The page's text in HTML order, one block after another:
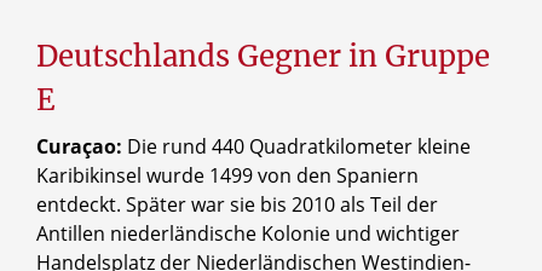
Deutschlands Gegner in Gruppe
E
Curaçao: Die rund 440 Quadratkilometer kleine
Karibikinsel wurde 1499 von den Spaniern
entdeckt. Später war sie bis 2010 als Teil der
Antillen niederländische Kolonie und wichtiger
Handelsplatz der Niederländischen Westindien-